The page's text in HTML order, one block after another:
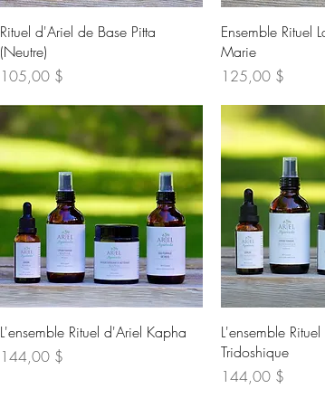
Aperçu rapide
Rituel d'Ariel de Base Pitta
(Neutre)
Prix
105,00 $
Ensemble Rituel
Marie
Prix
125,00 $
Aperçu rapide
L'ensemble Rituel d'Ariel Kapha
Prix
144,00 $
L'ensemble
Tridoshique
Prix
144,00 $